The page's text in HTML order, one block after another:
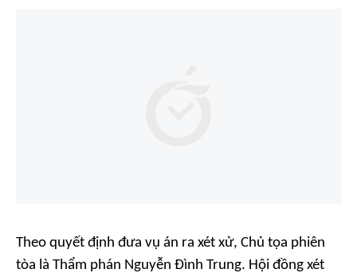
Theo quyết định đưa vụ án ra xét xử, Chủ tọa phiên
tòa là Thẩm phán Nguyễn Đình Trung. Hội đồng xét